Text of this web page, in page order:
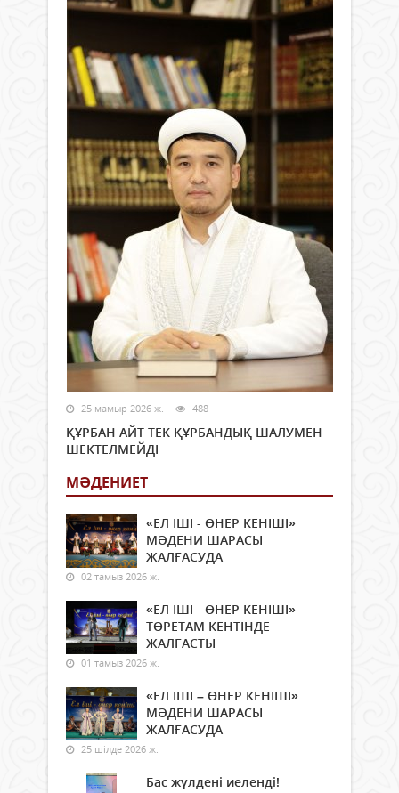
25 мамыр 2026 ж. 488
ҚҰРБАН АЙТ ТЕК ҚҰРБАНДЫҚ ШАЛУМЕН
ШЕКТЕЛМЕЙДІ
МӘДЕНИЕТ
«ЕЛ ІШІ - ӨНЕР КЕНІШІ»
МӘДЕНИ ШАРАСЫ
ЖАЛҒАСУДА
02 тамыз 2026 ж.
«ЕЛ ІШІ - ӨНЕР КЕНІШІ»
ТӨРЕТАМ КЕНТІНДЕ
ЖАЛҒАСТЫ
01 тамыз 2026 ж.
«ЕЛ ІШІ – ӨНЕР КЕНІШІ»
МӘДЕНИ ШАРАСЫ
ЖАЛҒАСУДА
25 шілде 2026 ж.
Бас жүлдені иеленді!